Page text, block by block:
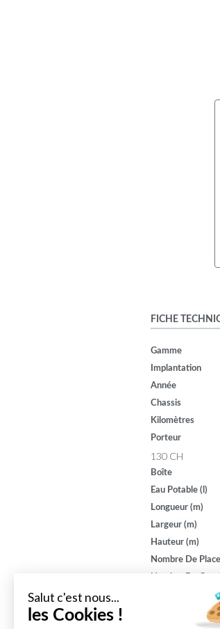
FICHE
Gamme
Implantation
Année
Chassis
Kilomètres
Porteur
130 CH
Boîte
Eau Potable (l)
Longueur (m)
Largeur (m)
Hauteur (m)
Nombre De
Salut c'est nous...
les Cookies !